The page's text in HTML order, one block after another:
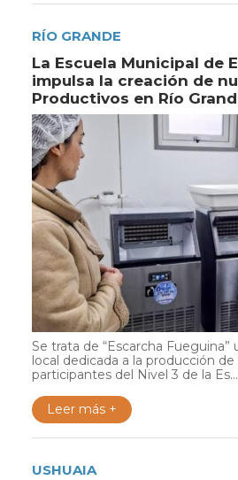
RÍO GRANDE
La Escuela Municipal de
impulsa la creación de
Productivos en Río
Se trata de “Escarcha Fueguina”
local dedicada a la producción
participantes del Nivel 3 de la Es...
Leer más +
USHUAIA